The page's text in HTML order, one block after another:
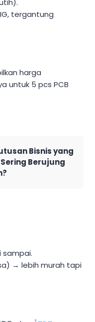
tergantung
harga
untuk 5 pcs PCB
Bisnis yang
Berujung
sampai.
→ lebih murah tapi